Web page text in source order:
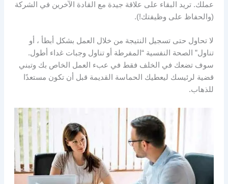
عملك. تريد البقاء على علاقة جيدة مع القادة الآخرين في الشركة
(والحفاظ على وظيفتك!).
لا تحاول حتى تسجيل النتيجة من خلال العمل بشكل أبطأ ، أو
تناول” الصحة النفسية “المفرطة أو تناول وجبات غداء أطول.
سوف تضعك في الخلف فقط في عبء العمل الخاص بك وتبني
قضية لرئيسك ليعطيك الحماسة القديمة قبل أن تكون مستعدًا
للذهاب.